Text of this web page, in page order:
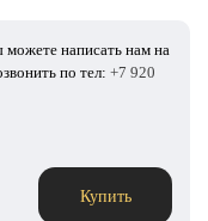
можете написать нам на
по тел: +7 920
Купить